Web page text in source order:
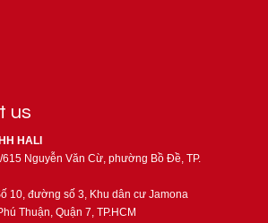
us
HALI
615 Nguyễn Văn Cừ, phường Bồ Đề, TP.
10, đường số 3, Khu dân cư Jamona
Thuận, Quận 7, TP.HCM